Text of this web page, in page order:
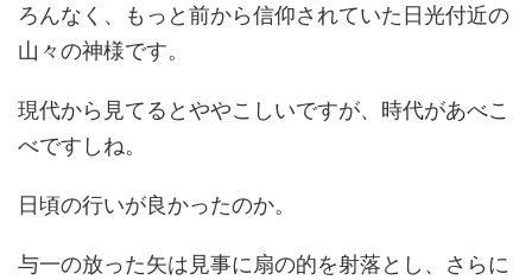
ろんなく、もっと前から信仰されていた日光付近の
山々の神様です。
現代から見てるとややこしいですが、時代があべこ
べですしね。
日頃の行いが良かったのか。
与一の放った矢は見事に扇の的を射落とし、さらに